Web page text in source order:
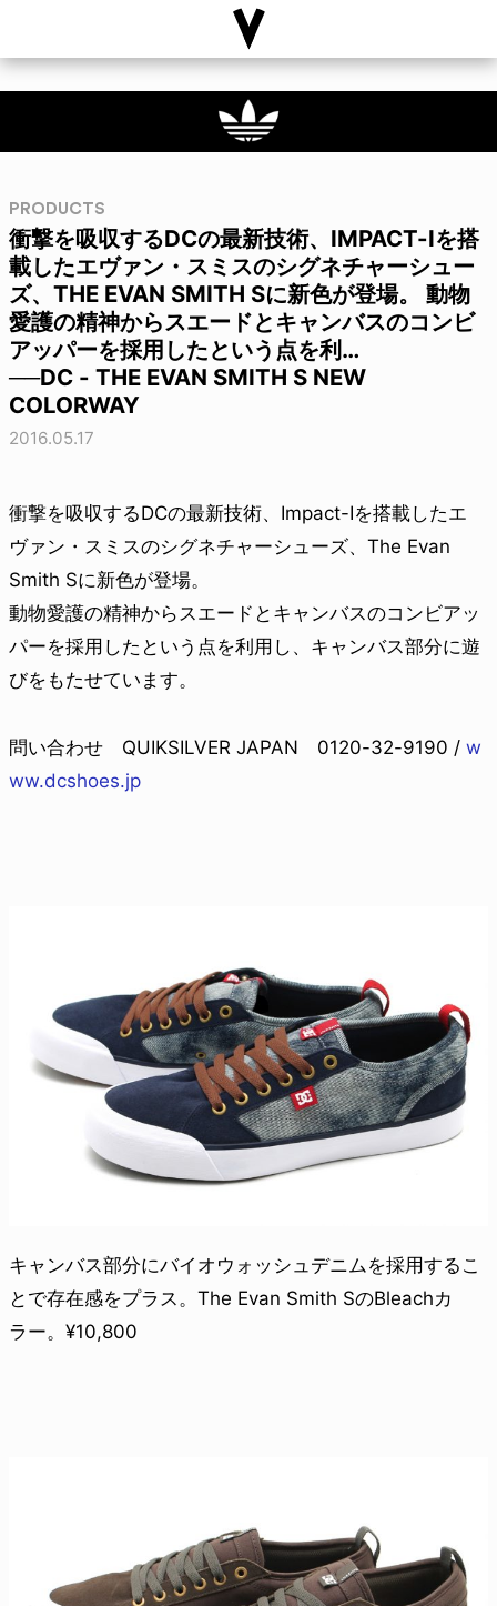
PRODUCTS
衝撃を吸収するDCの最新技術、IMPACT-Iを搭
載したエヴァン・スミスのシグネチャーシュー
ズ、THE EVAN SMITH Sに新色が登場。 動物
愛護の精神からスエードとキャンバスのコンビ
アッパーを採用したという点を利…
──DC - THE EVAN SMITH S NEW
COLORWAY
2016.05.17
衝撃を吸収するDCの最新技術、Impact-Iを搭載したエ
ヴァン・スミスのシグネチャーシューズ、The Evan
Smith Sに新色が登場。
動物愛護の精神からスエードとキャンバスのコンビアッ
パーを採用したという点を利用し、キャンバス部分に遊
びをもたせています。
問い合わせ QUIKSILVER JAPAN 0120-32-9190 / w
ww.dcshoes.jp
キャンバス部分にバイオウォッシュデニムを採用するこ
とで存在感をプラス。The Evan Smith SのBleachカ
ラー。¥10,800